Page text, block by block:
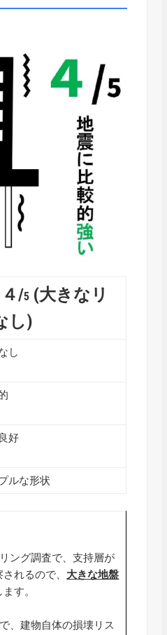
/5 (大きなリ
し)
し
好
ルな形状
ング調査で、支持層が
れるので、 大きな地盤
す。
、建物自体の損壊リス